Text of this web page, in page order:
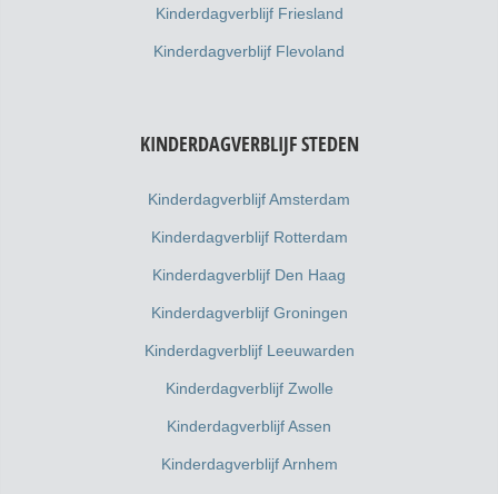
Kinderdagverblijf Friesland
Kinderdagverblijf Flevoland
KINDERDAGVERBLIJF STEDEN
Kinderdagverblijf Amsterdam
Kinderdagverblijf Rotterdam
Kinderdagverblijf Den Haag
Kinderdagverblijf Groningen
Kinderdagverblijf Leeuwarden
Kinderdagverblijf Zwolle
Kinderdagverblijf Assen
Kinderdagverblijf Arnhem